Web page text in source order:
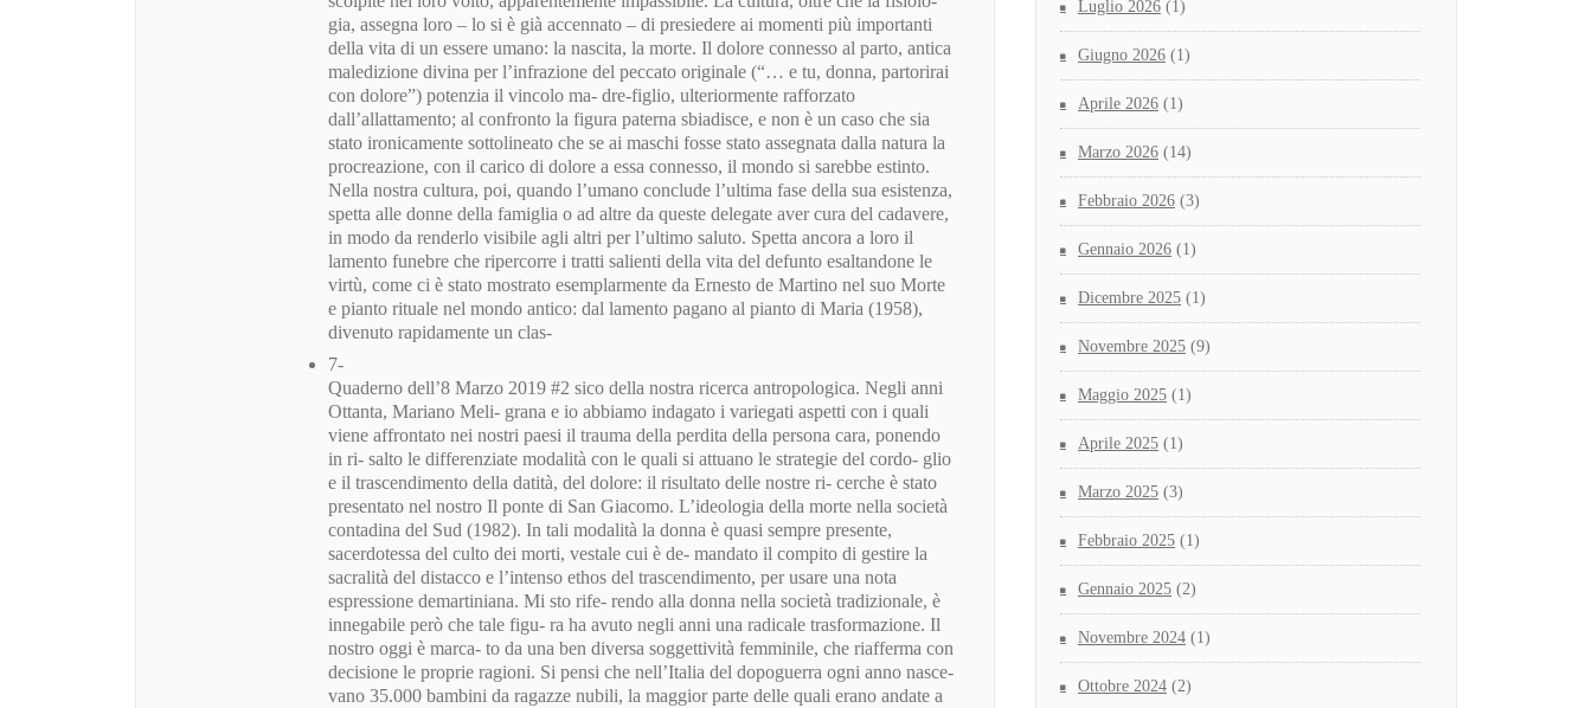
gia, assegna loro – lo si è già accennato – di presiedere ai momenti più importanti
della vita di un essere umano: la nascita, la morte. Il dolore connesso al parto, antica
maledizione divina per l’infrazione del peccato originale (“… e tu, donna, partorirai
con dolore”) potenzia il vincolo ma- dre-figlio, ulteriormente rafforzato
dall’allattamento; al confronto la figura paterna sbiadisce, e non è un caso che sia
stato ironicamente sottolineato che se ai maschi fosse stato assegnata dalla natura la
procreazione, con il carico di dolore a essa connesso, il mondo si sarebbe estinto.
Nella nostra cultura, poi, quando l’umano conclude l’ultima fase della sua esistenza,
spetta alle donne della famiglia o ad altre da queste delegate aver cura del cadavere,
in modo da renderlo visibile agli altri per l’ultimo saluto. Spetta ancora a loro il
lamento funebre che ripercorre i tratti salienti della vita del defunto esaltandone le
virtù, come ci è stato mostrato esemplarmente da Ernesto de Martino nel suo Morte
e pianto rituale nel mondo antico: dal lamento pagano al pianto di Maria (1958),
divenuto rapidamente un clas-
7-
Quaderno dell’8 Marzo 2019 #2 sico della nostra ricerca antropologica. Negli anni
Ottanta, Mariano Meli- grana e io abbiamo indagato i variegati aspetti con i quali
viene affrontato nei nostri paesi il trauma della perdita della persona cara, ponendo
in ri- salto le differenziate modalità con le quali si attuano le strategie del cordo- glio
e il trascendimento della datità, del dolore: il risultato delle nostre ri- cerche è stato
presentato nel nostro Il ponte di San Giacomo. L’ideologia della morte nella società
contadina del Sud (1982). In tali modalità la donna è quasi sempre presente,
sacerdotessa del culto dei morti, vestale cui è de- mandato il compito di gestire la
sacralità del distacco e l’intenso ethos del trascendimento, per usare una nota
espressione demartiniana. Mi sto rife- rendo alla donna nella società tradizionale, è
innegabile però che tale figu- ra ha avuto negli anni una radicale trasformazione. Il
nostro oggi è marca- to da una ben diversa soggettività femminile, che riafferma con
decisione le proprie ragioni. Si pensi che nell’Italia del dopoguerra ogni anno nasce-
vano 35.000 bambini da ragazze nubili, la maggior parte delle quali erano andate a
Luglio 2026 (1)
Giugno 2026 (1)
Aprile 2026 (1)
Marzo 2026 (14)
Febbraio 2026 (3)
Gennaio 2026 (1)
Dicembre 2025 (1)
Novembre 2025 (9)
Maggio 2025 (1)
Aprile 2025 (1)
Marzo 2025 (3)
Febbraio 2025 (1)
Gennaio 2025 (2)
Novembre 2024 (1)
Ottobre 2024 (2)